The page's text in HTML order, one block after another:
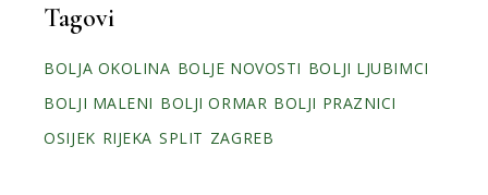
Tagovi
BOLJA OKOLINA BOLJE NOVOSTI BOLJI LJUBIMCI
BOLJI MALENI BOLJI ORMAR BOLJI PRAZNICI
OSIJEK RIJEKA SPLIT ZAGREB